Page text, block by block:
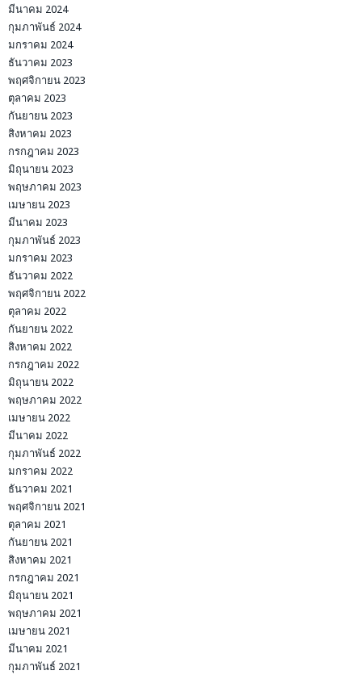
มีนาคม 2024
กุมภาพันธ์ 2024
มกราคม 2024
ธันวาคม 2023
พฤศจิกายน 2023
ตุลาคม 2023
กันยายน 2023
สิงหาคม 2023
กรกฎาคม 2023
มิถุนายน 2023
พฤษภาคม 2023
เมษายน 2023
มีนาคม 2023
กุมภาพันธ์ 2023
มกราคม 2023
ธันวาคม 2022
พฤศจิกายน 2022
ตุลาคม 2022
กันยายน 2022
สิงหาคม 2022
กรกฎาคม 2022
มิถุนายน 2022
พฤษภาคม 2022
เมษายน 2022
มีนาคม 2022
กุมภาพันธ์ 2022
มกราคม 2022
ธันวาคม 2021
พฤศจิกายน 2021
ตุลาคม 2021
กันยายน 2021
สิงหาคม 2021
กรกฎาคม 2021
มิถุนายน 2021
พฤษภาคม 2021
เมษายน 2021
มีนาคม 2021
กุมภาพันธ์ 2021